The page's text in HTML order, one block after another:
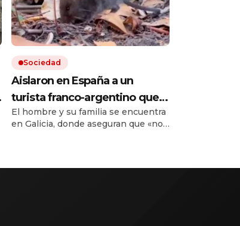
Sociedad
Aislaron en España a un
turista franco-argentino que
dio positivo al hantavirus en
Francia: no tiene síntomas y le
El hombre y su familia se encuentra
en Galicia, donde aseguran que «no
en el crucero que tuvo un brote.